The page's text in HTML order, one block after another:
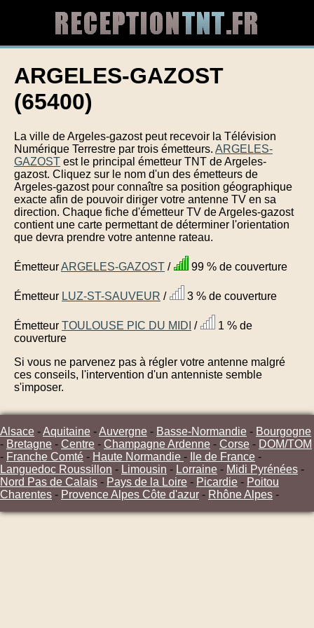
ARGELES-GAZOST
(65400)
La ville de Argeles-gazost peut recevoir la Télévision
Numérique Terrestre par trois émetteurs. ARGELES-
GAZOST est le principal émetteur TNT de Argeles-
gazost. Cliquez sur le nom d'un des émetteurs de
Argeles-gazost pour connaître sa position géographique
exacte afin de pouvoir diriger votre antenne TV en sa
direction. Chaque fiche d'émetteur TV de Argeles-gazost
contient une carte permettant de déterminer l'orientation
que devra prendre votre antenne rateau.
ÉmetteurARGELES-GAZOST / 99 % de couverture
Émetteur LUZ-ST-SAUVEUR / 3 % de couverture
Émetteur TOULOUSE PIC DU MIDI /
1 % de
couverture
Si vous ne parvenez pas à régler votre antenne malgré
ces conseils, l'intervention d'un antenniste semble
s'imposer.
Alsace -Aquitaine -Auvergne - Basse-Normandie - Bourgogne
- Bretagne - Centre - Champagne Ardenne - Corse - DOM/TOM
- Franche Comté - Haute Normandie - Ile de France -
Languedoc Roussillon - Limousin - Lorraine - Midi Pyrénées -
Nord Pas de Calais - Pays de la Loire - Picardie - Poitou
Charentes - Provence Alpes Côte d'azur - Rhône Alpes -